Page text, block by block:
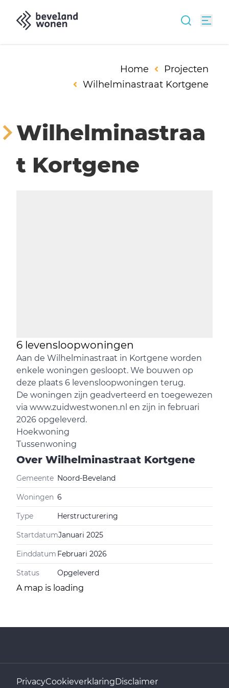
Home
Projecten
Wilhelminastraat Kortgene
Wilhelminastraa
t Kortgene
6 levensloopwoningen
Aan de Wilhelminastraat in Kortgene worden
enkele woningen gesloopt. We bouwen op
deze plaats 6 levensloopwoningen terug.
De woningen zijn geadverteerd en toegewezen
via www.zuidwestwonen.nl en zijn in februari
2026 opgeleverd.
Hoekwoning
Tussenwoning
Over Wilhelminastraat Kortgene
Gemeente Noord-Beveland
Woningen 6
Type Herstructurering
StartdatumJanuari 2025
Einddatum Februari 2026
Status Opgeleverd
A map is loading
PrivacyCookieverklaringDisclaimer